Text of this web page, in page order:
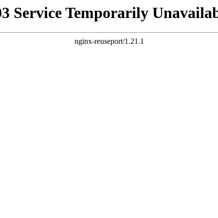
Service Temporarily
nginx-reuseport/1.21.1